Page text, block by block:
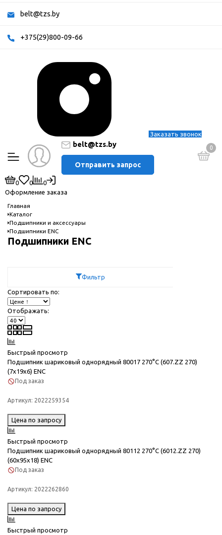
belt@tzs.by
+375(29)800-09-66
Заказать звонок
belt@tzs.by
Отправить запрос
0
0 0
0
Оформление заказа
Главная
Каталог
Подшипники и аксессуары
Подшипники ENC
Подшипники ENC
Фильтр
Сортировать по:
Отображать:
Быстрый просмотр
Подшипник шариковый однорядный 80017 270°C (607.ZZ 270)
(7x19x6) ENC
Под заказ
Артикул: 2022259354
Цена по запросу
Быстрый просмотр
Подшипник шариковый однорядный 80112 270°C (6012.ZZ 270)
(60x95x18) ENC
Под заказ
Артикул: 2022262860
Цена по запросу
Быстрый просмотр